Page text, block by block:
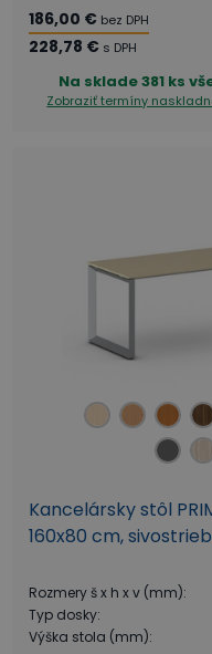
186,00 € bez DPH
228,78 € s DPH
Na sklade381 ks
Zobraziť termíny
Kancelársky stôl
160x80 cm,
Rozmery š x h x v (mm):
Typ dosky:
Výška stola (mm):